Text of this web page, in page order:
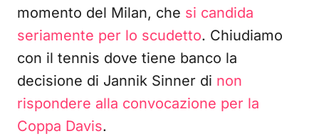
momento del Milan, che si candida
seriamente per lo scudetto. Chiudiamo
con il tennis dove tiene banco la
decisione di Jannik Sinner di non
rispondere alla convocazione per la
Coppa Davis.